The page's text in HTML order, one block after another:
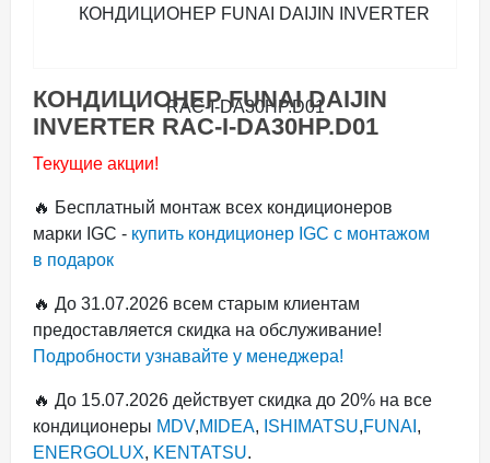
КОНДИЦИОНЕР FUNAI DAIJIN
INVERTER RAC-I-DA30HP.D01
Текущие акции!
🔥 Бесплатный монтаж всех кондиционеров
марки IGC - купить кондиционер IGC с монтажом
в подарок
🔥 До 31.07.2026 всем старым клиентам
предоставляется скидка на обслуживание!
Подробности узнавайте у менеджера!
🔥 До 15.07.2026 действует скидка до 20% на все
кондиционеры MDV,MIDEA, ISHIMATSU,FUNAI ,
ENERGOLUX, KENTATSU.